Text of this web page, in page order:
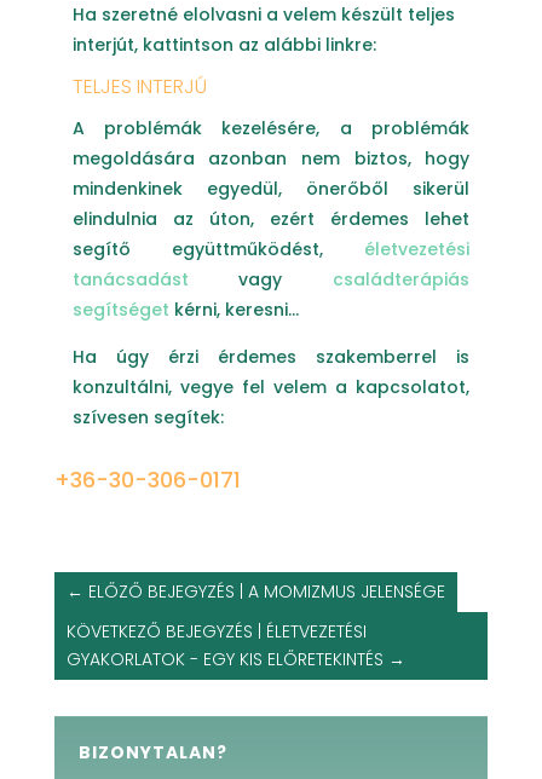
Ha szeretné elolvasni a velem készült teljes
interjút, kattintson az alábbi linkre:
TELJES INTERJÚ
A problémák kezelésére, a problémák
megoldására azonban nem biztos, hogy
mindenkinek egyedül, önerőből sikerül
elindulnia az úton, ezért érdemes lehet
segítő együttműködést, életvezetési
tanácsadást vagy családterápiás
segítséget kérni, keresni…
Ha úgy érzi érdemes szakemberrel is
konzultálni, vegye fel velem a kapcsolatot,
szívesen segítek:
+36-30-306-0171
← ELŐZŐ BEJEGYZÉS | A MOMIZMUS JELENSÉGE
KÖVETKEZŐ BEJEGYZÉS | ÉLETVEZETÉSI
GYAKORLATOK - EGY KIS ELŐRETEKINTÉS →
BIZONYTALAN?